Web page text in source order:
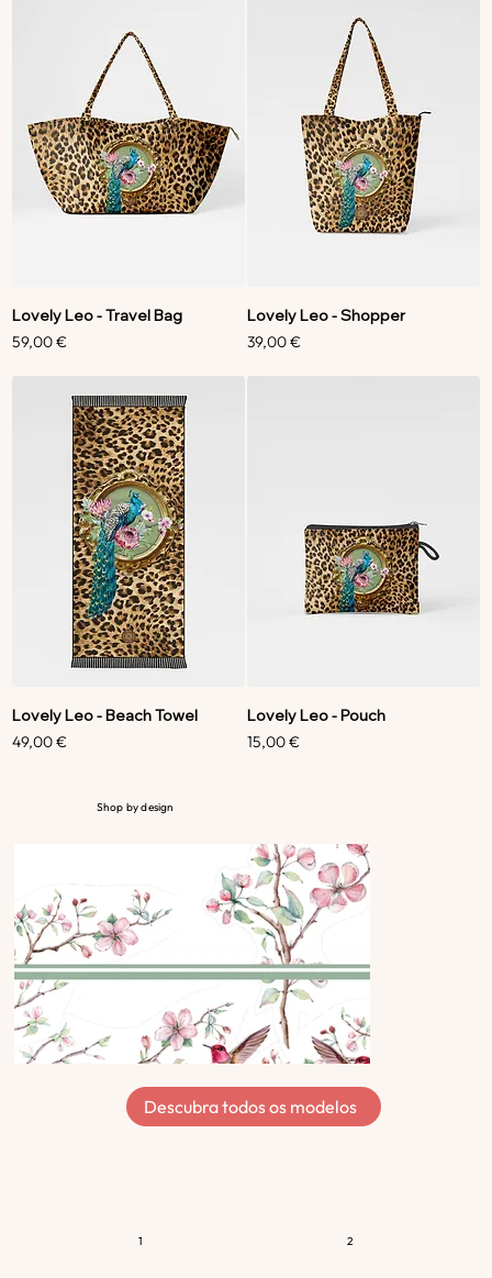
Lovely Leo - Travel Bag
Preço
59,00 €
Lovely Leo - Shopper
Preço
39,00 €
Lovely Leo - Beach Towel
Preço
49,00 €
Lovely Leo - Pouch
Preço
15,00 €
Shop by design
Descubra todos os modelos
1 2